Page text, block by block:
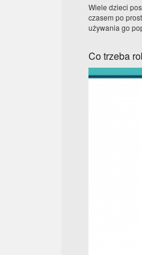
Wiele dzieci
czasem po
używania go
Co trzeba